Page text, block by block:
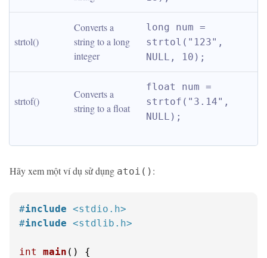
strtol()
Converts a
string to a long
integer
long num =
strtol("123",
NULL, 10);
strtof()
Converts a
string to a float
float num =
strtof("3.14",
NULL);
Hãy xem một ví dụ sử dụng atoi() :
#include <stdio.h>
#include <stdlib.h>
int main ()